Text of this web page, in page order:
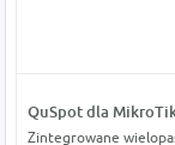
QuSpot dla MikroTik
Zintegrowane